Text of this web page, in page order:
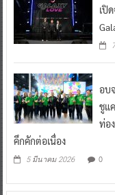
เปิ
อบ
ชูแ
ท่อ
คึกคักต่อเนื่อง
5 มีนาคม 2026 0